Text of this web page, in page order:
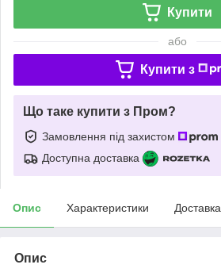
Купити
або
Купити з
Що таке купити з Пром?
Замовлення під захистом
Доступна доставка
Опис Характеристики Доставка
Опис